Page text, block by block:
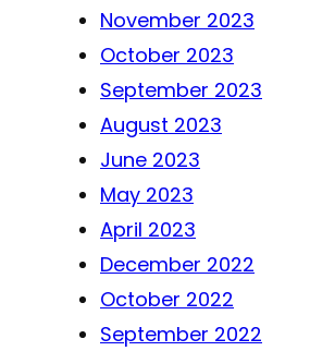
November 2023
October 2023
September 2023
August 2023
June 2023
May 2023
April 2023
December 2022
October 2022
September 2022